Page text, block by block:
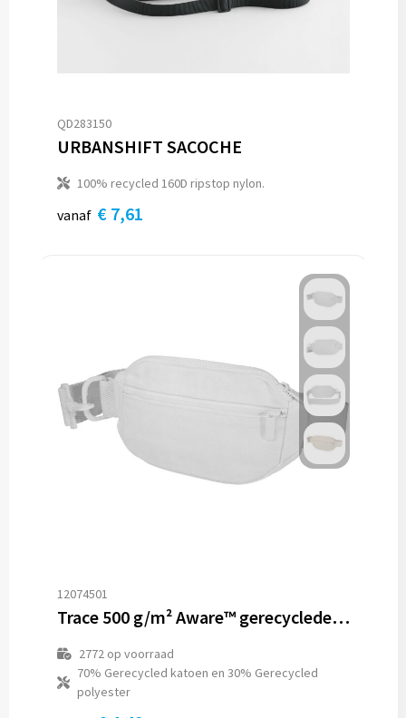
QD283150
URBANSHIFT SACOCHE
100% recycled 160D ripstop nylon.
vanaf € 7,61
12074501
Trace 500 g/m² Aware™ gerecyclede crossbodytas
2772op voorraad
70% Gerecycled katoen en 30% Gerecycled
polyester